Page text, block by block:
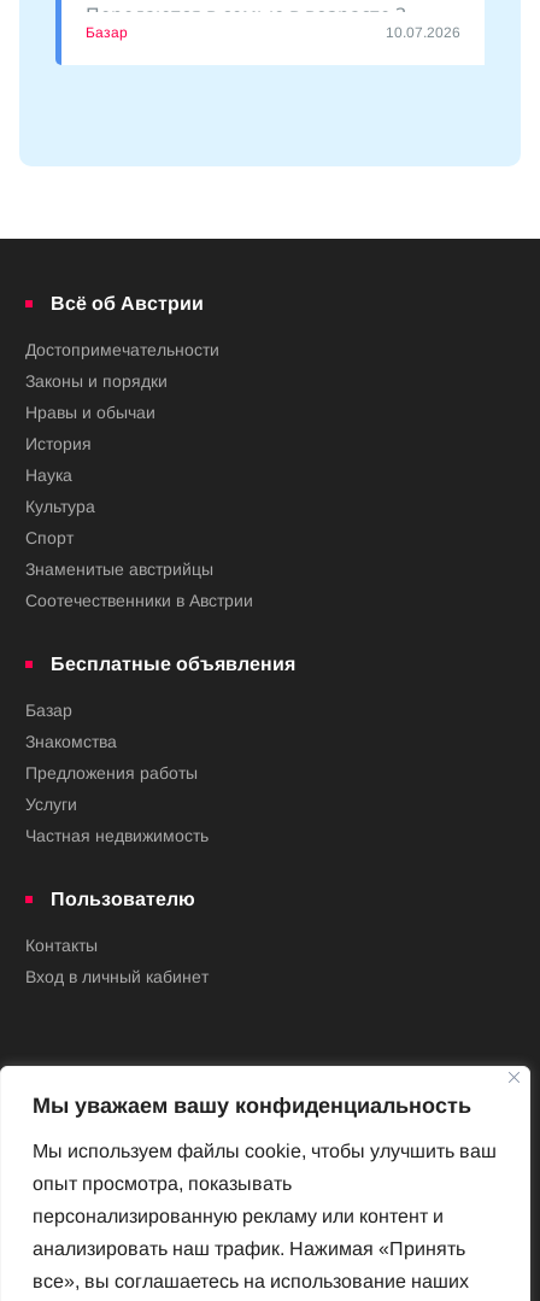
Мы уважаем вашу конфиденциальность
Мы используем файлы cookie, чтобы улучшить ваш
опыт просмотра, показывать
персонализированную рекламу или контент и
анализировать наш трафик. Нажимая «Принять
все», вы соглашаетесь на использование наших
Передаются в семью в возрасте 3
месяцев. Есть девочки и
Базар 10.07.2026
Всё об Австрии
Достопримечательности
Законы и порядки
Нравы и обычаи
История
Наука
Культура
Спорт
Знаменитые австрийцы
Соотечественники в Австрии
Бесплатные объявления
Базар
Знакомства
Предложения работы
Услуги
Частная недвижимость
Пользователю
Контакты
Вход в личный кабинет
Новый Венский журнал
Архив номеров
Impressum